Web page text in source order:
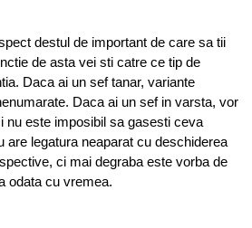
destul de important de care sa tii
de asta vei sti catre ce tip de
Daca ai un sef tanar, variante
Daca ai un sef in varsta, vor
nu este imposibil sa gasesti ceva
are legatura neaparat cu deschiderea
ci mai degraba este vorba de
odata cu vremea.